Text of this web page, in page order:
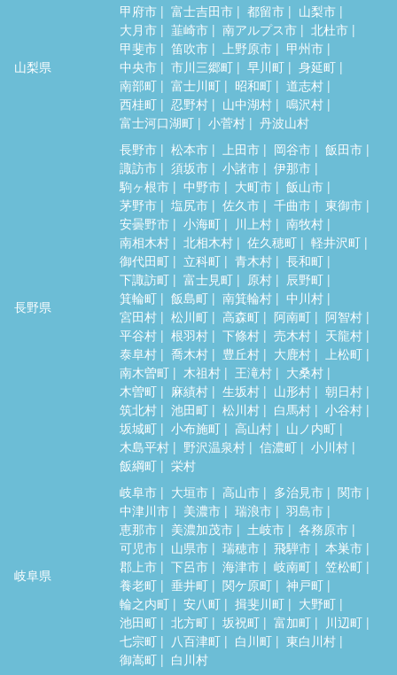
山梨県
甲府市 富士吉田市 都留市
山梨市
大月市
韮崎市 南アルプス市
北杜市
甲斐市
笛吹市 上野原市
甲州市
中央市
市川三郷町 早川町
身延町
南部町
富士川町 昭和町
道志村
西桂町
忍野村 山中湖村
鳴沢村
富士河口湖町
小菅村 丹波山村
長野県
長野市 松本市 上田市 岡谷市
飯田市
諏訪市
須坂市 小諸市
伊那市
駒ヶ根市
中野市 大町市
飯山市
茅野市
塩尻市 佐久市 千曲市
東御市
安曇野市
小海町 川上村
南牧村
南相木村
北相木村 佐久穂町
軽井沢町
御代田町
立科町 青木村
長和町
下諏訪町
富士見町 原村
辰野町
箕輪町
飯島町 南箕輪村
中川村
宮田村
松川町 高森町 阿南町
阿智村
平谷村
根羽村 下條村 売木村
天龍村
泰阜村
喬木村 豊丘村 大鹿村
上松町
南木曽町
木祖村 王滝村
大桑村
木曽町
麻績村 生坂村 山形村
朝日村
筑北村
池田町 松川村 白馬村
小谷村
坂城町
小布施町 高山村
山ノ内町
木島平村
野沢温泉村 信濃町
小川村
飯綱町
栄村
岐阜県
岐阜市 大垣市 高山市 多治見市
関市
中津川市
美濃市 瑞浪市
羽島市
恵那市
美濃加茂市 土岐市
各務原市
可児市
山県市 瑞穂市 飛騨市
本巣市
郡上市
下呂市 海津市 岐南町
笠松町
養老町
垂井町 関ケ原町
神戸町
輪之内町
安八町 揖斐川町
大野町
池田町
北方町 坂祝町 富加町
川辺町
七宗町
八百津町 白川町
東白川村
御嵩町
白川村